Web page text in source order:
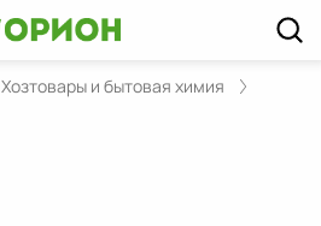
Хозтовары и бытовая химия